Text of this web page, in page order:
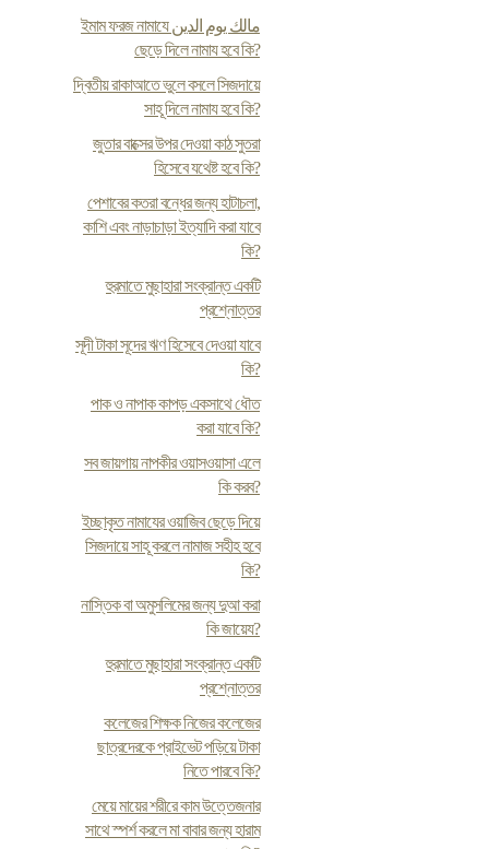
ইমাম ফরজ নামাযে مالك يوم الدين
ছেড়ে দিলে নামায হবে কি?
দ্বিতীয় রাকাআতে ভুলে বসলে সিজদায়ে
সাহূ দিলে নামায হবে কি?
জুতার বাক্সের উপর দেওয়া কাঠ সুতরা
হিসেবে যথেষ্ট হবে কি?
পেশাবের কতরা বন্ধের জন্য হাটাচলা,
কাশি এবং নাড়াচাড়া ইত্যাদি করা যাবে
কি?
হুরমাতে মুছাহারা সংক্রান্ত একটি
প্রশ্নোত্তর
সূদী টাকা সূদের ঋণ হিসেবে দেওয়া যাবে
কি?
পাক ও নাপাক কাপড় একসাথে ধৌত
করা যাবে কি?
সব জায়গায় নাপকীর ওয়াসওয়াসা এলে
কি করব?
ইচ্ছাকৃত নামাযের ওয়াজিব ছেড়ে দিয়ে
সিজদায়ে সাহূ করলে নামাজ সহীহ হবে
কি?
নাস্তিক বা অমুসলিমের জন্য দুআ করা
কি জায়েয?
হুরমাতে মুছাহারা সংক্রান্ত একটি
প্রশ্নোত্তর
কলেজের শিক্ষক নিজের কলেজের
ছাত্রদেরকে প্রাইভেট পড়িয়ে টাকা
নিতে পারবে কি?
মেয়ে মায়ের শরীরে কাম উত্তেজনার
সাথে স্পর্শ করলে মা বাবার জন্য হারাম